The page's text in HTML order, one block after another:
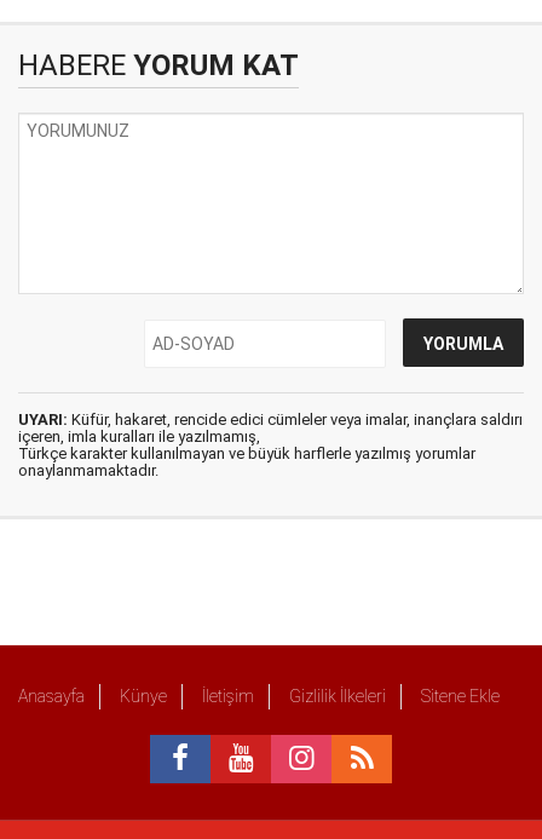
HABERE YORUM KAT
UYARI: Küfür, hakaret, rencide edici cümleler veya imalar, inançlara saldırı
içeren, imla kuralları ile yazılmamış,
Türkçe karakter kullanılmayan ve büyük harflerle yazılmış yorumlar
onaylanmamaktadır.
Anasayfa Künye İletişim Gizlilik İlkeleri Sitene Ekle